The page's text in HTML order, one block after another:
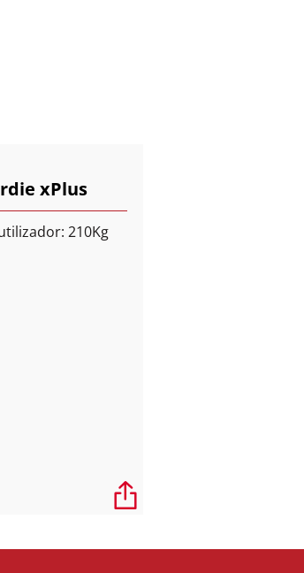
xPlus
210Kg